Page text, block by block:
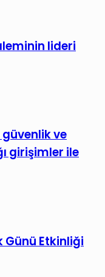
lideri
güvenlik ve
girişimler ile
Günü Etkinliği